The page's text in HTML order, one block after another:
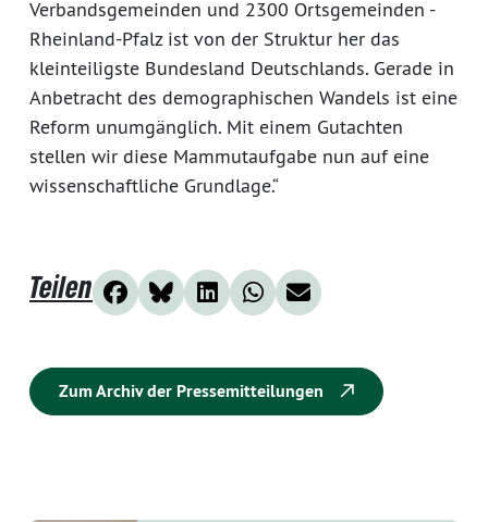
Verbandsgemeinden und 2300 Ortsgemeinden -
Rheinland-Pfalz ist von der Struktur her das
kleinteiligste Bundesland Deutschlands. Gerade in
Anbetracht des demographischen Wandels ist eine
Reform unumgänglich. Mit einem Gutachten
stellen wir diese Mammutaufgabe nun auf eine
wissenschaftliche Grundlage.“
Teilen
Zum Archiv der Pressemitteilungen